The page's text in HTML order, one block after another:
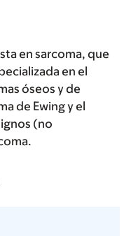
en sarcoma, que
en el
óseos y de
de Ewing y el
(no